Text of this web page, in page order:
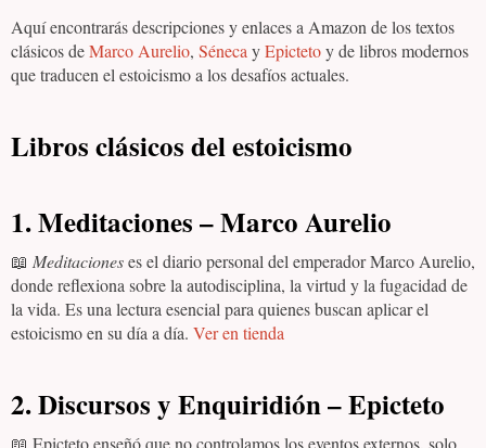
Aquí encontrarás descripciones y enlaces a Amazon de los textos
clásicos deMarco Aurelio, SénecayEpictetoy de libros modernos
que traducen el estoicismo a los desafíos actuales.
Libros clásicos del estoicismo
1. Meditaciones – Marco Aurelio
📖 Meditacioneses el diario personal del emperador Marco Aurelio,
donde reflexiona sobre la autodisciplina, la virtud y la fugacidad de
la vida. Es una lectura esencial para quienes buscan aplicar el
estoicismo en su día a día. Ver en tienda
2. Discursos y Enquiridión – Epicteto